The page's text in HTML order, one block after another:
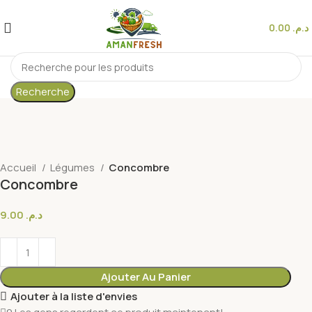
د.م.
Recherche
Accueil Légumes Concombre
Concombre
د.م.
Ajouter Au Panier
Ajouter à la liste d'envies